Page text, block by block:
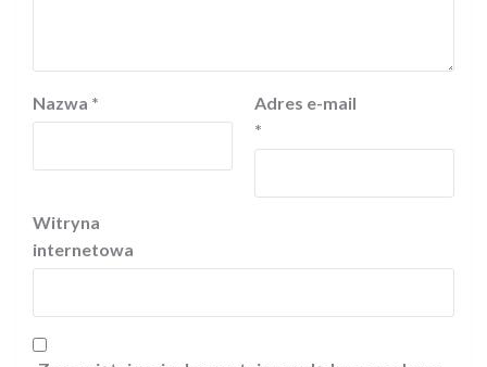
Nazwa *
Adres e-mail
*
Witryna
internetowa